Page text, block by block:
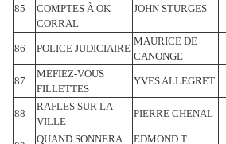
85
COMPTES À OK
CORRAL
JOHN STURGES
86 POLICE JUDICIAIRE
MAURICE DE
CANONGE
87
MÉFIEZ-VOUS
FILLETTES
YVES ALLEGRET
88
RAFLES SUR LA
VILLE
PIERRE CHENAL
QUAND SONNERA
EDMOND T.